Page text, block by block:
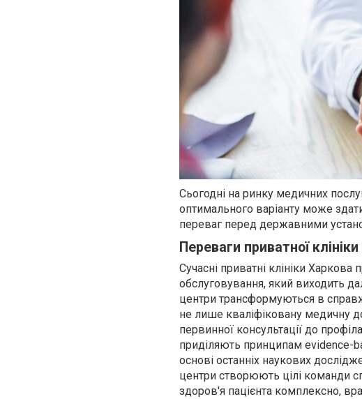
Сьогодні на ринку медичних
оптимального варіанту може
переваг перед державними
Переваги приватної клініки
Сучасні приватні клініки
обслуговування, який виходить
центри трансформуються в
не лише кваліфіковану медичну
первинної консультації до
приділяють принципам evidence-
основі останніх наукових
центри створюють цілі команди
здоров'я пацієнта комплексно,